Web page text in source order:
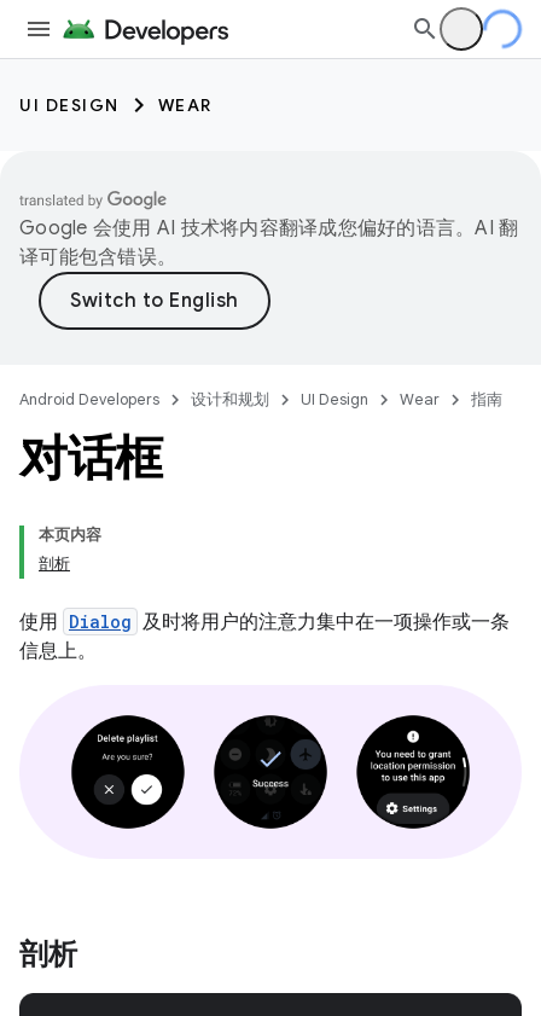
UI DESIGN WEAR
Google 会使用 AI 技术将内容翻译成您偏好的语言。AI 翻
译可能包含错误。
Android Developers 设计和规划 UI Design Wear 指南
对话框
本页内容
剖析
使用 Dialog 及时将用户的注意力集中在一项操作或一条
信息上。
剖析